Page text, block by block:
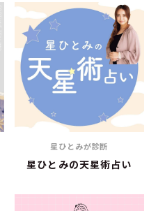
星ひとみが診断
星ひとみの天星術占い